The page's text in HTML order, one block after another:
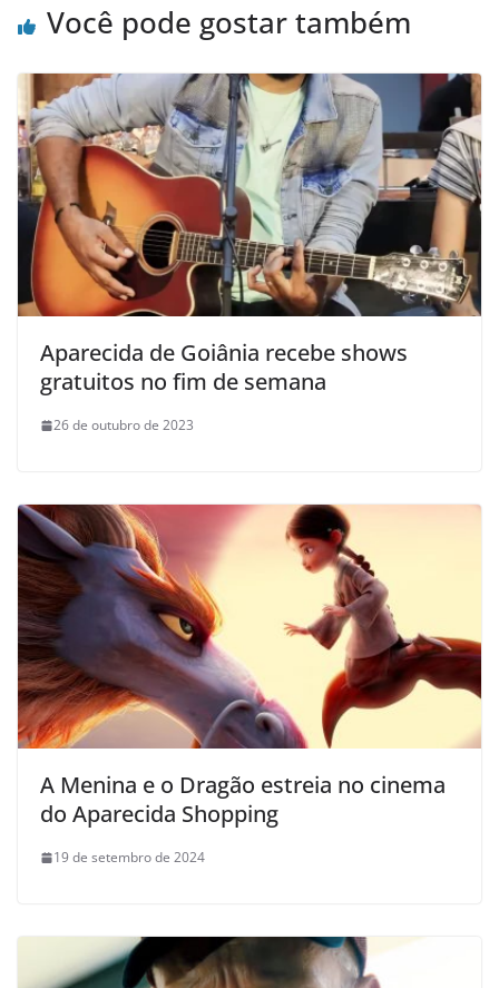
Você pode gostar também
Aparecida de Goiânia recebe shows
gratuitos no fim de semana
26 de outubro de 2023
A Menina e o Dragão estreia no cinema
do Aparecida Shopping
19 de setembro de 2024